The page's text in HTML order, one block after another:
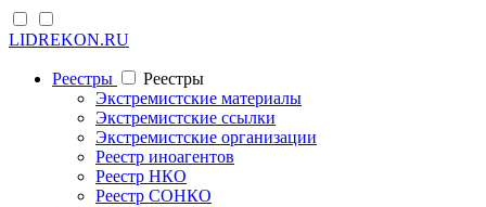
LIDREKON.RU
Реестры
Реестры
Экстремистские материалы
Экстремистские ссылки
Экстремистские организации
Реестр иноагентов
Реестр НКО
Реестр СОНКО